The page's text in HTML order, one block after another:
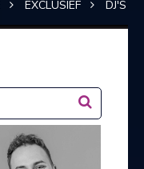
EXCLUSIEF DJ'S